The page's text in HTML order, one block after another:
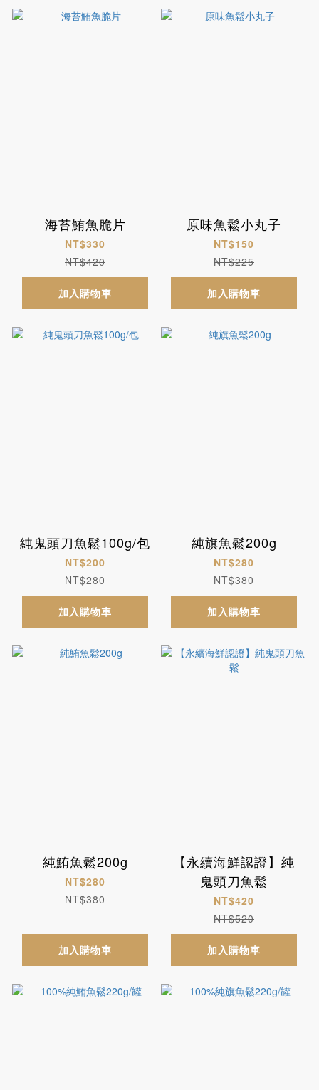
海苔鮪魚脆片
NT$330
NT$420
加入購物車
原味魚鬆小丸子
NT$150
NT$225
加入購物車
純鬼頭刀魚鬆100g/包
NT$200
NT$280
加入購物車
純旗魚鬆200g
NT$280
NT$380
加入購物車
純鮪魚鬆200g
NT$280
NT$380
加入購物車
【永續海鮮認證】純
鬼頭刀魚鬆
NT$420
NT$520
加入購物車